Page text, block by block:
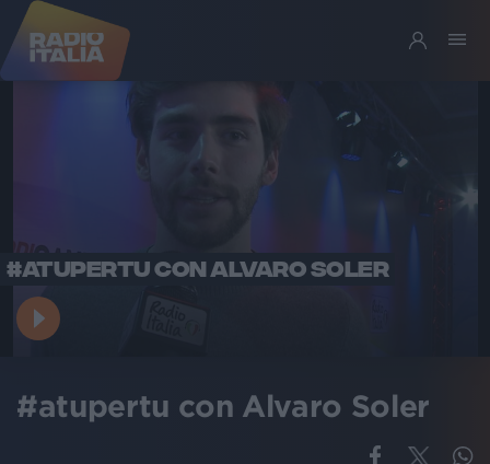
#ATUPERTU CON ALVARO SOLER
#atupertu con Alvaro Soler